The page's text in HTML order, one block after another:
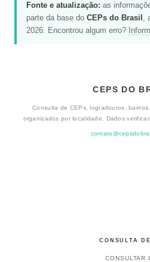
Fonte e atualização: as
parte da base do CEPs do Brasil ,
2026. Encontrou algum erro?
CEPS DO
Consulta de CEPs, logradouros,
organizados por localidade. Dados
CONSULTA
CONSULTAR